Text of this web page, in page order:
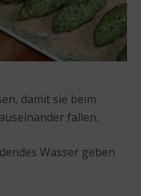
damit sie beim
fallen.
Wasser geben